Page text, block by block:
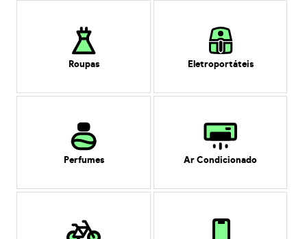
Roupas Eletroportáteis
Perfumes Ar Condicionado